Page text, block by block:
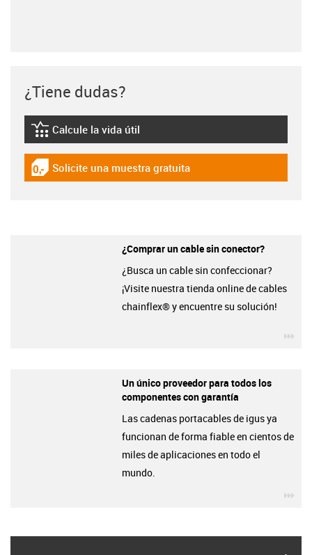
¿Tiene dudas?
igus-icon-lebensdauerrechner
Calcule la vida útil
igus-icon-gratismuster
Solicite una muestra gratuita
¿Comprar un cable sin conector?
¿Busca un cable sin confeccionar?
¡Visite nuestra tienda online de cables
chainflex® y encuentre su solución!
Un único proveedor para todos los
componentes con garantía
Las cadenas portacables de igus ya
funcionan de forma fiable en cientos de
miles de aplicaciones en todo el
mundo.